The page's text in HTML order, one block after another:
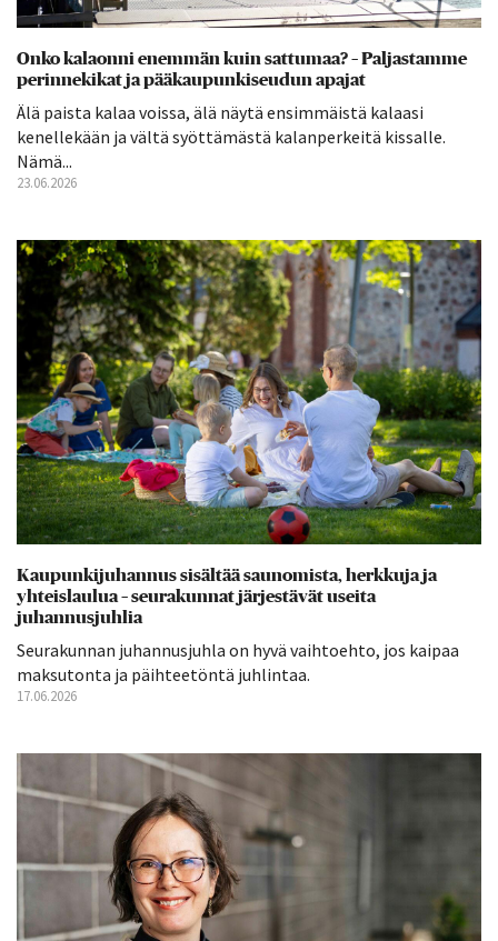
Onko kalaonni enemmän kuin sattumaa? – Paljastamme
perinnekikat ja pääkaupunkiseudun apajat
Älä paista kalaa voissa, älä näytä ensimmäistä kalaasi
kenellekään ja vältä syöttämästä kalanperkeitä kissalle.
Nämä...
23.06.2026
Kaupunkijuhannus sisältää saunomista, herkkuja ja
yhteislaulua – seurakunnat järjestävät useita
juhannusjuhlia
Seurakunnan juhannusjuhla on hyvä vaihtoehto, jos kaipaa
maksutonta ja päihteetöntä juhlintaa.
17.06.2026